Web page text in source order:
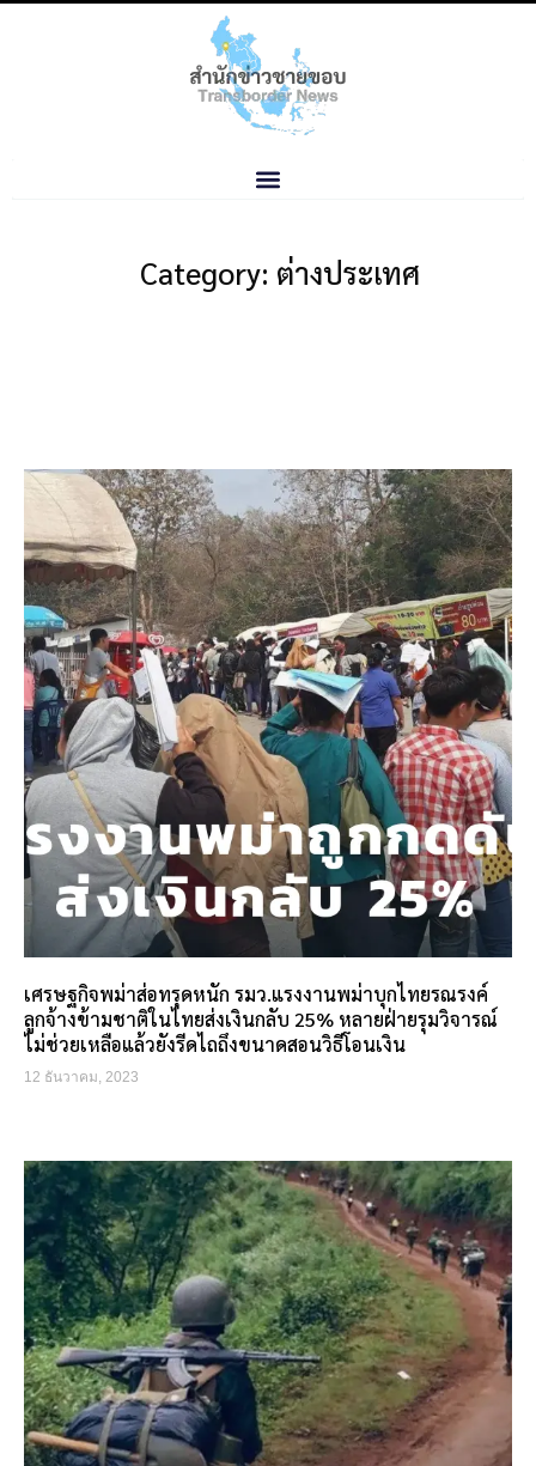
Category: ต่างประเทศ
เศรษฐกิจพม่าส่อทรุดหนัก รมว.แรงงานพม่าบุกไทยรณรงค์
ลูกจ้างข้ามชาติในไทยส่งเงินกลับ 25% หลายฝ่ายรุมวิจารณ์
ไม่ช่วยเหลือแล้วยังรีดไถถึงขนาดสอนวิธีโอนเงิน
12 ธันวาคม, 2023